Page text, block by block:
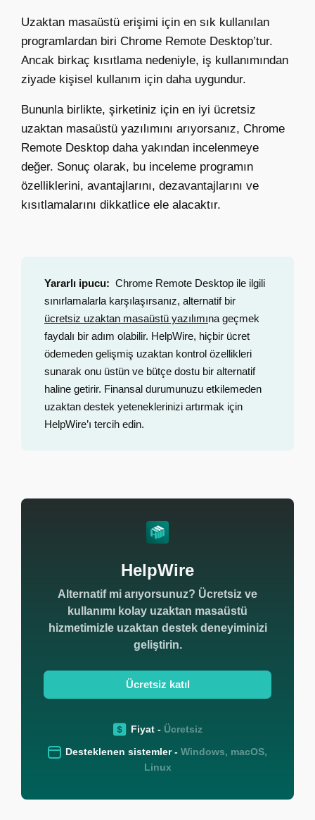
Uzaktan masaüstü erişimi için en sık kullanılan
programlardan biri Chrome Remote Desktop’tur.
Ancak birkaç kısıtlama nedeniyle, iş kullanımından
ziyade kişisel kullanım için daha uygundur.
Bununla birlikte, şirketiniz için en iyi ücretsiz
uzaktan masaüstü yazılımını arıyorsanız, Chrome
Remote Desktop daha yakından incelenmeye
değer. Sonuç olarak, bu inceleme programın
özelliklerini, avantajlarını, dezavantajlarını ve
kısıtlamalarını dikkatlice ele alacaktır.
Yararlı ipucu: Chrome Remote Desktop ile ilgili
sınırlamalarla karşılaşırsanız, alternatif bir
ücretsiz uzaktan masaüstü yazılımına geçmek
faydalı bir adım olabilir. HelpWire, hiçbir ücret
ödemeden gelişmiş uzaktan kontrol özellikleri
sunarak onu üstün ve bütçe dostu bir alternatif
haline getirir. Finansal durumunuzu etkilemeden
uzaktan destek yeteneklerinizi artırmak için
HelpWire’ı tercih edin.
HelpWire
Alternatif mi arıyorsunuz? Ücretsiz ve
kullanımı kolay uzaktan masaüstü
hizmetimizle uzaktan destek deneyiminizi
geliştirin.
Ücretsiz katıl
Fiyat - Ücretsiz
Desteklenen sistemler - Windows, macOS,
Linux